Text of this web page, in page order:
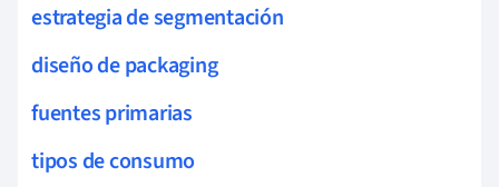
estrategia de segmentación
diseño de packaging
fuentes primarias
tipos de consumo